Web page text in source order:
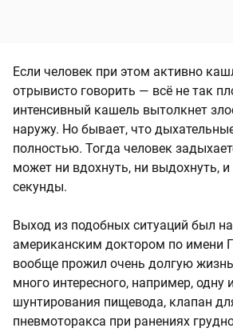
Если человек при этом активно
отрывисто говорить — всё не так
интенсивный кашель вытолкнет
наружу. Но бывает, что
полностью. Тогда человек
может ни вдохнуть, ни выдохнуть, и
секунды.
Выход из подобных ситуаций был
американским доктором по имени
вообще прожил очень долгую
много интересного, например, одну
шунтирования пищевода, клапан
пневмоторакса при ранениях